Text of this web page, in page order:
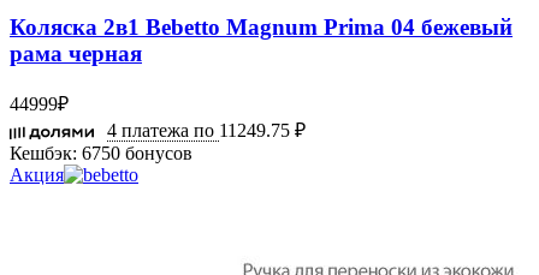
Коляска 2в1 Bebetto Magnum Prima 04 бежевый
рама черная
44999₽
4 платежа по 11249.75 ₽
Кешбэк: 6750 бонусов
Акция